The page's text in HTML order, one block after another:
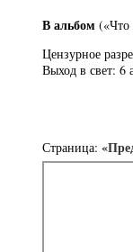
В альбом («Что
Цензурное
Выход в свет: 6
Страница: